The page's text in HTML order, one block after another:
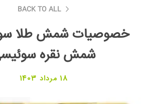
BACK TO ALL
خصوصیات شمش طلا
شمش نقره
18 مرداد 1403